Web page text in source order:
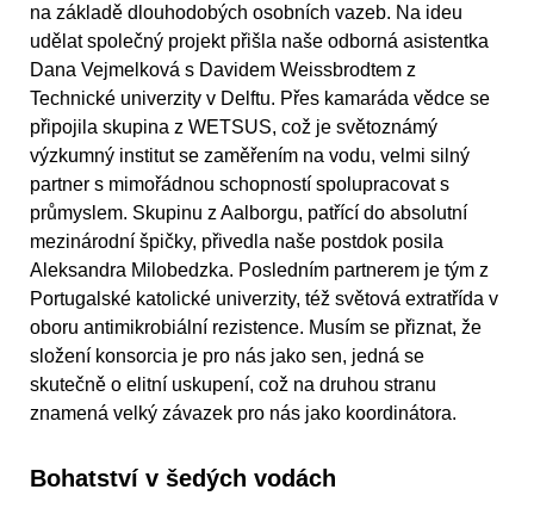
na základě dlouhodobých osobních vazeb. Na ideu
udělat společný projekt přišla naše odborná asistentka
Dana Vejmelková s Davidem Weissbrodtem z
Technické univerzity v Delftu. Přes kamaráda vědce se
připojila skupina z WETSUS, což je světoznámý
výzkumný institut se zaměřením na vodu, velmi silný
partner s mimořádnou schopností spolupracovat s
průmyslem. Skupinu z Aalborgu, patřící do absolutní
mezinárodní špičky, přivedla naše postdok posila
Aleksandra Milobedzka. Posledním partnerem je tým z
Portugalské katolické univerzity, též světová extratřída v
oboru antimikrobiální rezistence. Musím se přiznat, že
složení konsorcia je pro nás jako sen, jedná se
skutečně o elitní uskupení, což na druhou stranu
znamená velký závazek pro nás jako koordinátora.
Bohatství v šedých vodách